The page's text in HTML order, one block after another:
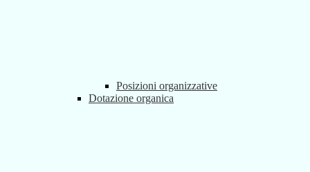
Posizioni organizzative
Dotazione organica